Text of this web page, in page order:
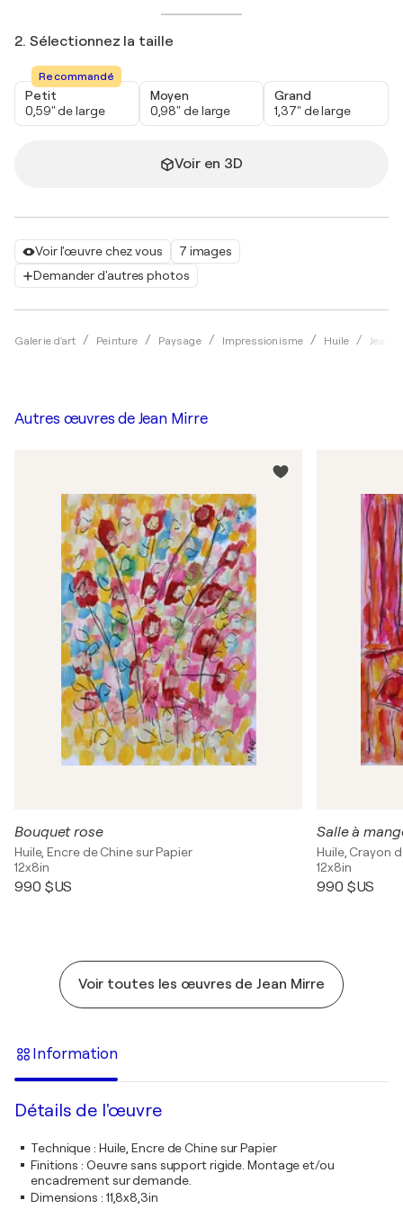
Voir l'œuvre chez vous
7 images
Demander d'autres photos
Galerie d'art Peinture Paysage Impressionisme Huile Jean
2. Sélectionnez la taille
Recommandé
Petit
0,59" de large
Moyen
0,98" de large
Grand
1,37" de large
Voir en 3D
Autres œuvres de Jean Mirre
Bouquet rose
Huile, Encre de Chine sur Papier
12x8in
990 $US
Salle à
Huile, Crayon
12x8in
990 $US
Voir toutes les œuvres de Jean Mirre
Information
Détails de l'œuvre
Technique: Huile, Encre de Chine sur Papier
Finitions : Oeuvre sans support rigide. Montage et/ou
encadrement sur demande.
Dimensions : 11,8x8,3in